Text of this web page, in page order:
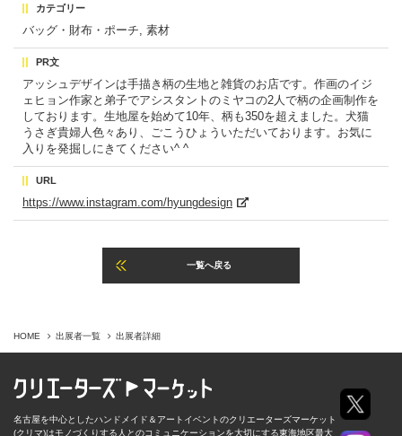
カテゴリー
バッグ・財布・ポーチ, 素材
PR文
アッシュデザインは手描き柄の生地と雑貨のお店です。作画のイジ
ェヒョン作家と弟子でアシスタントのミヤコの2人で柄の企画制作を
しております。生地屋を始めて10年、柄も350を超えました。犬猫
うさぎ貴婦人色々あり、ごこうひょういただいております。お気に
入りを発掘しにきてください^ ^
URL
https://www.instagram.com/hyungdesign
一覧へ戻る
HOME 出展者一覧 出展者詳細
名古屋を中心としたハンドメイド＆アートイベントのクリエーターズマーケット
(クリマ)はモノづくりする人とのコミュニケーションを大切にする東海地区最大